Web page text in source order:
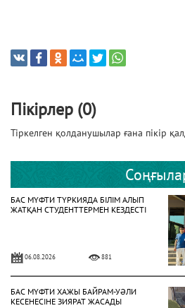
Пікірлер (0)
Тіркелген қолданушылар ғана пікір
БАС МҮФТИ ТҮРКИЯДА БІЛІМ АЛЫП
ЖАТҚАН СТУДЕНТТЕРМЕН КЕЗДЕСТІ
06.08.2026 881
БАС МҮФТИ ХАЖЫ БАЙРАМ-УӘЛИ
КЕСЕНЕСІНЕ ЗИЯРАТ ЖАСАДЫ